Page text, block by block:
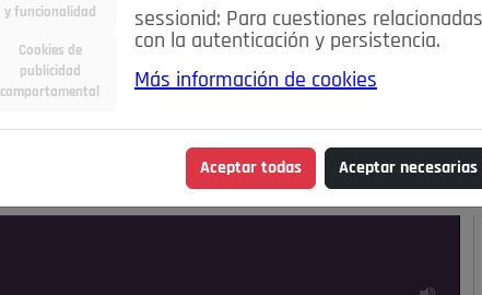
Deportes Economía
Educación
y funcionalidad
Cookies de
publicidad
comportamental
sessionid: Para cuestiones relacionadas
con la autenticación y persistencia.
Más información de cookies
Aceptar todas Aceptar necesarias